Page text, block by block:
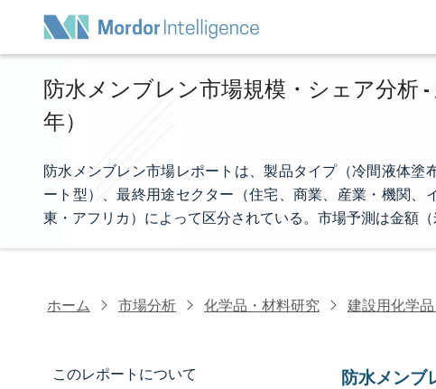
防水メンブレン市場規模・シェア分析
年）
防水メンブレン市場レポートは、製品タイプ（冷間液体
ート型）、最終用途セクター（住宅、商業、産業・機関
東・アフリカ）によって区分されている。市場予測は金額（
ホーム 市場分析 化学品・材料研究 建設用化学
このレポートについて 防水メンブ